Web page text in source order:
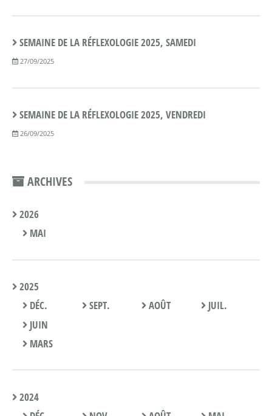
SEMAINE DE LA RÉFLEXOLOGIE 2025, SAMEDI
27/09/2025
SEMAINE DE LA RÉFLEXOLOGIE 2025, VENDREDI
26/09/2025
ARCHIVES
2026
MAI
2025
DÉC.
SEPT. AOÛT
JUIL.
JUIN
MARS
2024